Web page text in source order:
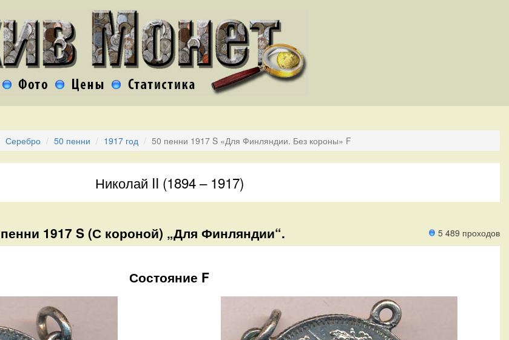
Серебро 50 пенни 1917 год 50 пенни 1917 S «Для Финляндии. Без короны» F
Николай II (1894 – 1917)
5 489 проходов
1917 S (С короной) „Для Финляндии“.
Состояние F